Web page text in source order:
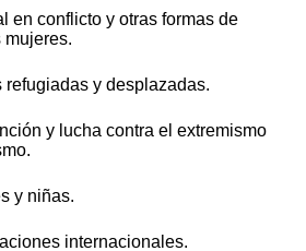
en conflicto y otras formas de
refugiadas y desplazadas.
y lucha contra el extremismo
y niñas.
internacionales.